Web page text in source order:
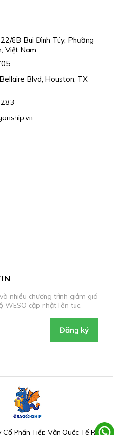
8B Bùi Đình Túy, Phường
Việt Nam
Blvd, Houston, TX
nhiều chương trình giảm giá
WESO cập nhật liên tục.
Đăng ký
Phần Tiếp Vận Quốc Tế Rồng